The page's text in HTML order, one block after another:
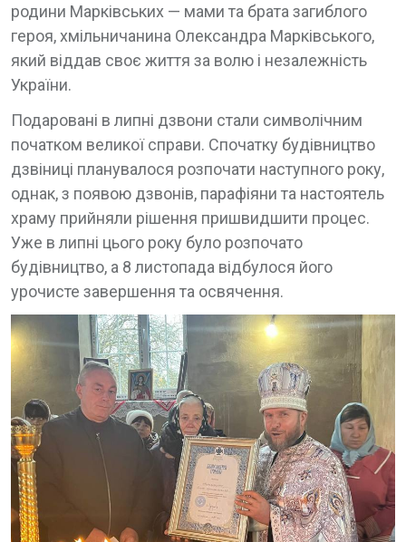
родини Марківських — мами та брата загиблого
героя, хмільничанина Олександра Марківського,
який віддав своє життя за волю і незалежність
України.
Подаровані в липні дзвони стали символічним
початком великої справи. Спочатку будівництво
дзвіниці планувалося розпочати наступного року,
однак, з появою дзвонів, парафіяни та настоятель
храму прийняли рішення пришвидшити процес.
Уже в липні цього року було розпочато
будівництво, а 8 листопада відбулося його
урочисте завершення та освячення.